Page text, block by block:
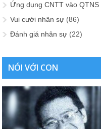
Ứng dụng CNTT vào QTNS
Vui cười nhân sự (86)
Đánh giá nhân sự (22)
NÓI VỚI CON